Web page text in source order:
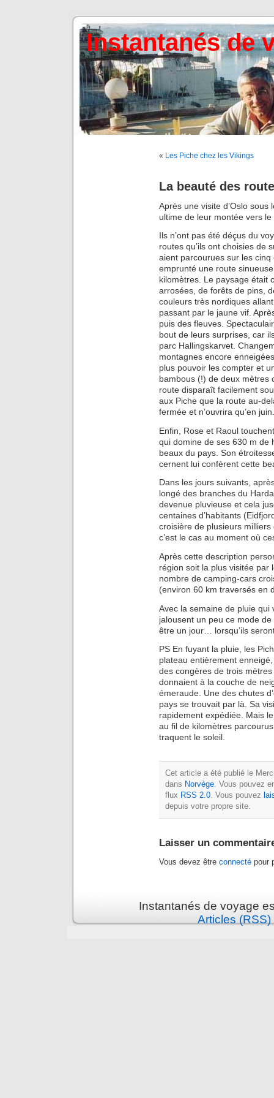
Instantanés de
« Les Piche chez les Vikings
La beauté des
Après une visite d’Oslo
ultime de leur montée vers
Ils n’ont pas été déçus du
routes qu’ils ont choisies de
aient parcourues sur les
emprunté une route
kilomètres. Le paysage était
arrosées, de forêts de pins,
couleurs très nordiques
passant par le jaune vif.
puis des fleuves.
bout de leurs surprises, car
parc Hallingskarvet.
montagnes encore
plus pouvoir les compter et
bambous (!) de deux mètres
route disparaît facilement
aux Piche que la route au-
fermée et n’ouvrira qu’en juin.
Enfin, Rose et Raoul
qui domine de ses 630 m de
beaux du pays. Son
cernent lui confèrent cette
Dans les jours suivants,
longé des branches du
devenue pluvieuse et cela
centaines d’habitants
croisière de plusieurs
c’est le cas au moment où
Après cette description
région soit la plus visitée par
nombre de camping-cars
(environ 60 km traversés en
Avec la semaine de pluie
jalousent un peu ce mode
être un jour… lorsqu’ils
PS En fuyant la pluie, les
plateau entièrement
des congères de trois
donnaient à la couche de
émeraude. Une des chutes
pays se trouvait par là. Sa
rapidement expédiée. Mais
au fil de kilomètres
traquent le soleil.
Cet article a été publié le
dans Norvège. Vous pouvez
flux RSS 2.0. Vous pouvez
depuis votre propre site.
Laisser un
Vous devez être connecté pour
Instantanés de voyage
Articles (RSS)